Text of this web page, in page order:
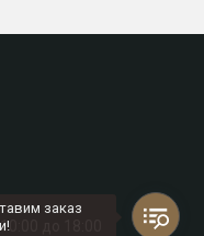
до 18:00
заказ